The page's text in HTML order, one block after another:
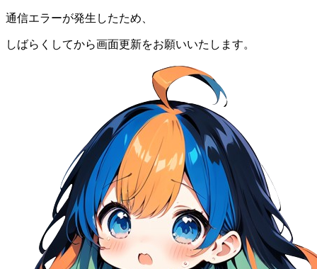
通信エラーが発生したため、
しばらくしてから画面更新をお願いいたします。